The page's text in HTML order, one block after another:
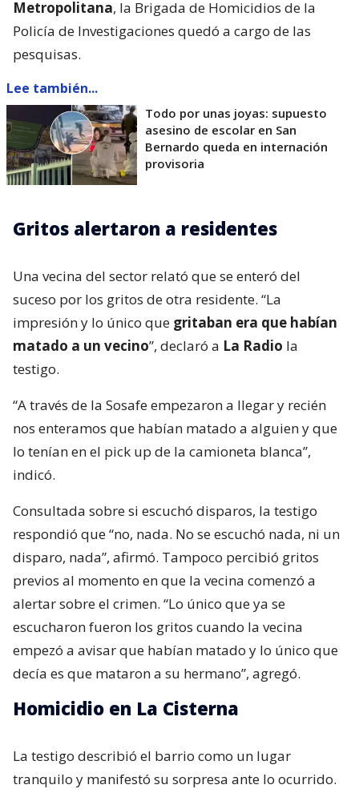
Metropolitana, la Brigada de Homicidios de la
Policía de Investigaciones quedó a cargo de las
pesquisas.
Lee también...
Todo por unas joyas: supuesto
asesino de escolar en San
Bernardo queda en internación
provisoria
Gritos alertaron a residentes
Una vecina del sector relató que se enteró del
suceso por los gritos de otra residente. “La
impresión y lo único que gritaban era que habían
matado a un vecino”, declaró a La Radio la
testigo.
“A través de la Sosafe empezaron a llegar y recién
nos enteramos que habían matado a alguien y que
lo tenían en el pick up de la camioneta blanca”,
indicó.
Consultada sobre si escuchó disparos, la testigo
respondió que “no, nada. No se escuchó nada, ni un
disparo, nada”, afirmó. Tampoco percibió gritos
previos al momento en que la vecina comenzó a
alertar sobre el crimen. “Lo único que ya se
escucharon fueron los gritos cuando la vecina
empezó a avisar que habían matado y lo único que
decía es que mataron a su hermano”, agregó.
Homicidio en La Cisterna
La testigo describió el barrio como un lugar
tranquilo y manifestó su sorpresa ante lo ocurrido.